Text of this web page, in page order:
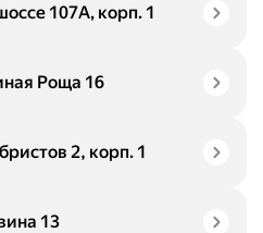
107А, корп. 1
Роща 16
2, корп. 1
13